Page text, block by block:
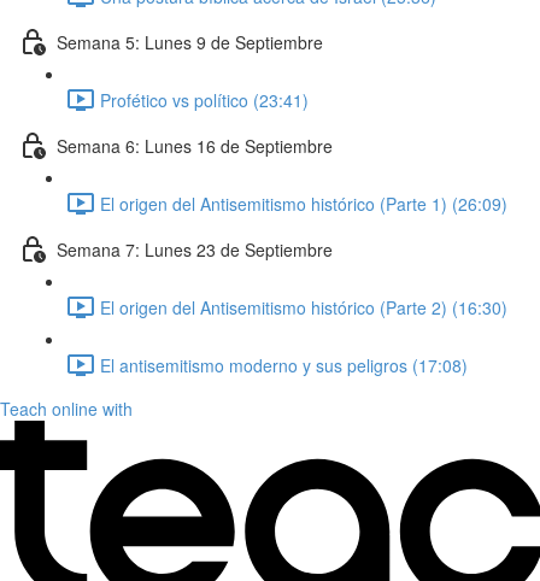
Semana 5: Lunes 9 de Septiembre
Profético vs político (23:41)
Semana 6: Lunes 16 de Septiembre
El origen del Antisemitismo histórico (Parte 1) (26:09)
Semana 7: Lunes 23 de Septiembre
El origen del Antisemitismo histórico (Parte 2) (16:30)
El antisemitismo moderno y sus peligros (17:08)
Teach online with